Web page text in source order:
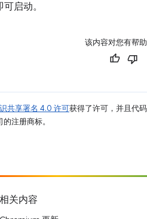
启动。
该内容对您有帮
共享署名 4.0 许可获得了许可，并且代
注册商标。
相关内容